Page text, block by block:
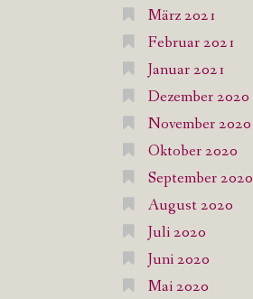
März 2021
Februar 2021
Januar 2021
Dezember 2020
November 2020
Oktober 2020
September 2020
August 2020
Juli 2020
Juni 2020
Mai 2020